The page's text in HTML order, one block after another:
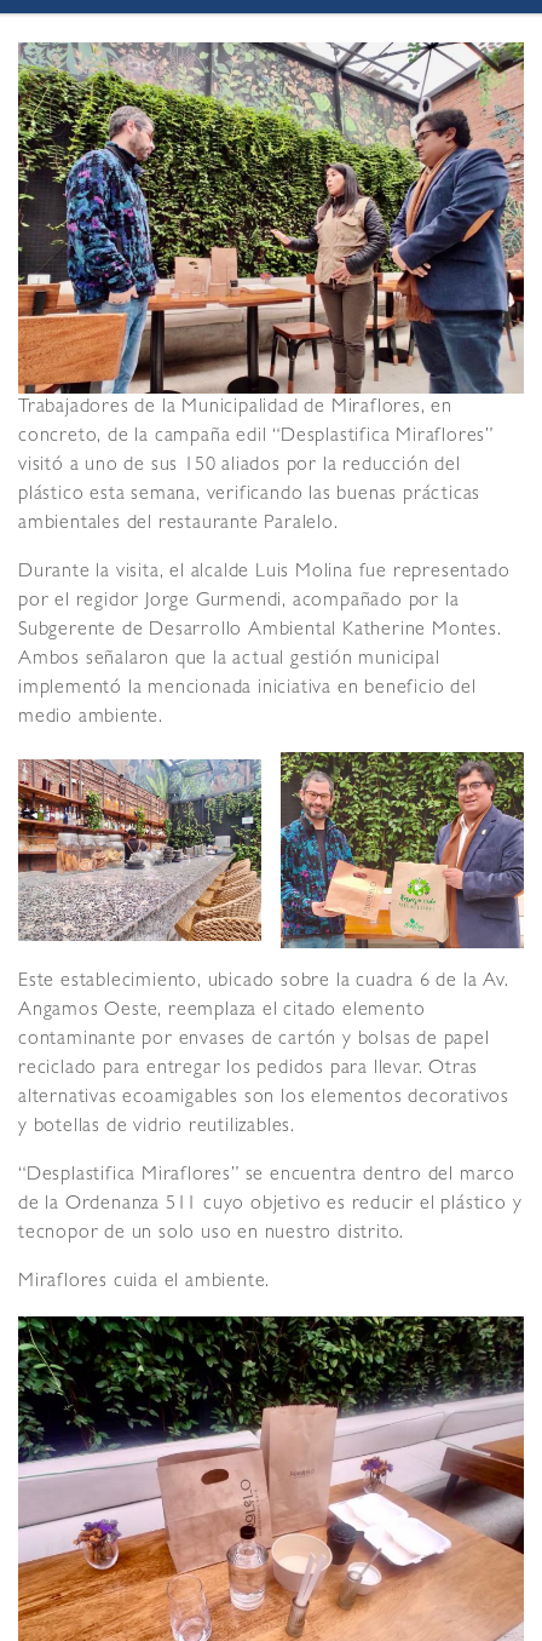
Trabajadores de la Municipalidad de Miraflores, en
concreto, de la campaña edil “Desplastifica Miraflores”
visitó a uno de sus 150 aliados por la reducción del
plástico esta semana, verificando las buenas prácticas
ambientales del restaurante Paralelo.
Durante la visita, el alcalde Luis Molina fue representado
por el regidor Jorge Gurmendi, acompañado por la
Subgerente de Desarrollo Ambiental Katherine Montes.
Ambos señalaron que la actual gestión municipal
implementó la mencionada iniciativa en beneficio del
medio ambiente.
Este establecimiento, ubicado sobre la cuadra 6 de la Av.
Angamos Oeste, reemplaza el citado elemento
contaminante por envases de cartón y bolsas de papel
reciclado para entregar los pedidos para llevar. Otras
alternativas ecoamigables son los elementos decorativos
y botellas de vidrio reutilizables.
“Desplastifica Miraflores” se encuentra dentro del marco
de la Ordenanza 511 cuyo objetivo es reducir el plástico y
tecnopor de un solo uso en nuestro distrito.
Miraflores cuida el ambiente.